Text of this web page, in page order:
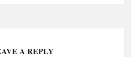
A REPLY